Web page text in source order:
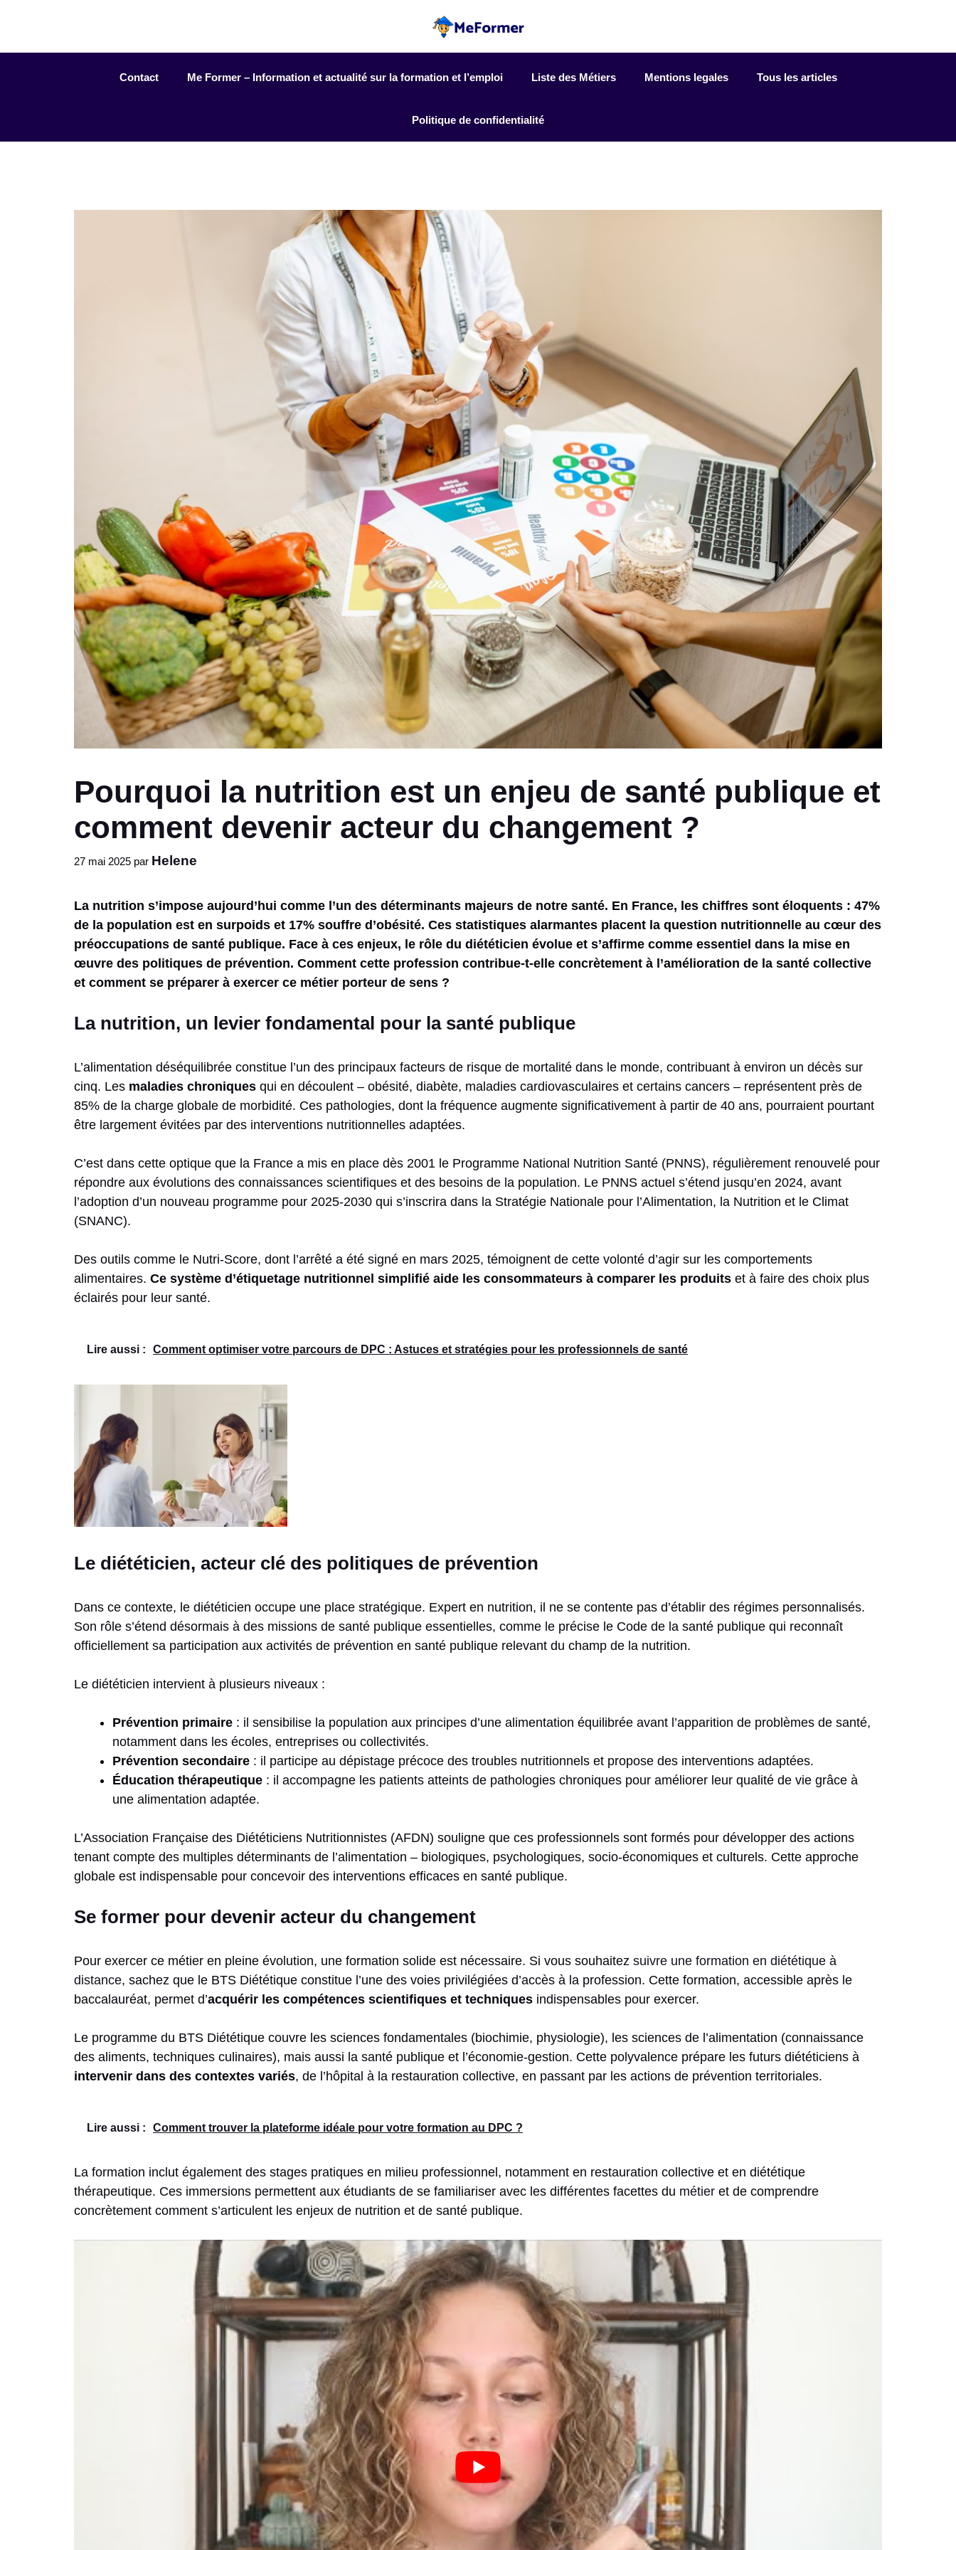
Contact Me Former – Information et actualité sur la formation et l’emploi Liste des Métiers Mentions legales Tous les articles
Politique de confidentialité
Pourquoi la nutrition est un enjeu de santé publique et
comment devenir acteur du changement ?
27 mai 2025 par Helene
La nutrition s’impose aujourd’hui comme l’un des déterminants majeurs de notre santé. En France, les chiffres sont éloquents : 47%
de la population est en surpoids et 17% souffre d’obésité. Ces statistiques alarmantes placent la question nutritionnelle au cœur des
préoccupations de santé publique. Face à ces enjeux, le rôle du diététicien évolue et s’affirme comme essentiel dans la mise en
œuvre des politiques de prévention. Comment cette profession contribue-t-elle concrètement à l’amélioration de la santé collective
et comment se préparer à exercer ce métier porteur de sens ?
La nutrition, un levier fondamental pour la santé publique
L’alimentation déséquilibrée constitue l’un des principaux facteurs de risque de mortalité dans le monde, contribuant à environ un décès sur
cinq. Les maladies chroniques qui en découlent – obésité, diabète, maladies cardiovasculaires et certains cancers – représentent près de
85% de la charge globale de morbidité. Ces pathologies, dont la fréquence augmente significativement à partir de 40 ans, pourraient pourtant
être largement évitées par des interventions nutritionnelles adaptées.
C’est dans cette optique que la France a mis en place dès 2001 le Programme National Nutrition Santé (PNNS), régulièrement renouvelé pour
répondre aux évolutions des connaissances scientifiques et des besoins de la population. Le PNNS actuel s’étend jusqu’en 2024, avant
l’adoption d’un nouveau programme pour 2025-2030 qui s’inscrira dans la Stratégie Nationale pour l’Alimentation, la Nutrition et le Climat
(SNANC).
Des outils comme le Nutri-Score, dont l’arrêté a été signé en mars 2025, témoignent de cette volonté d’agir sur les comportements
alimentaires. Ce système d’étiquetage nutritionnel simplifié aide les consommateurs à comparer les produits et à faire des choix plus
éclairés pour leur santé.
Lire aussi : Comment optimiser votre parcours de DPC : Astuces et stratégies pour les professionnels de santé
Le diététicien, acteur clé des politiques de prévention
Dans ce contexte, le diététicien occupe une place stratégique. Expert en nutrition, il ne se contente pas d’établir des régimes personnalisés.
Son rôle s’étend désormais à des missions de santé publique essentielles, comme le précise le Code de la santé publique qui reconnaît
officiellement sa participation aux activités de prévention en santé publique relevant du champ de la nutrition.
Le diététicien intervient à plusieurs niveaux :
Prévention primaire : il sensibilise la population aux principes d’une alimentation équilibrée avant l’apparition de problèmes de santé,
notamment dans les écoles, entreprises ou collectivités.
Prévention secondaire : il participe au dépistage précoce des troubles nutritionnels et propose des interventions adaptées.
Éducation thérapeutique : il accompagne les patients atteints de pathologies chroniques pour améliorer leur qualité de vie grâce à
une alimentation adaptée.
L’Association Française des Diététiciens Nutritionnistes (AFDN) souligne que ces professionnels sont formés pour développer des actions
tenant compte des multiples déterminants de l’alimentation – biologiques, psychologiques, socio-économiques et culturels. Cette approche
globale est indispensable pour concevoir des interventions efficaces en santé publique.
Se former pour devenir acteur du changement
Pour exercer ce métier en pleine évolution, une formation solide est nécessaire. Si vous souhaitez suivre une formation en diététique à
distance, sachez que le BTS Diététique constitue l’une des voies privilégiées d’accès à la profession. Cette formation, accessible après le
baccalauréat, permet d’acquérir les compétences scientifiques et techniques indispensables pour exercer.
Le programme du BTS Diététique couvre les sciences fondamentales (biochimie, physiologie), les sciences de l’alimentation (connaissance
des aliments, techniques culinaires), mais aussi la santé publique et l’économie-gestion. Cette polyvalence prépare les futurs diététiciens à
intervenir dans des contextes variés, de l’hôpital à la restauration collective, en passant par les actions de prévention territoriales.
Lire aussi : Comment trouver la plateforme idéale pour votre formation au DPC ?
La formation inclut également des stages pratiques en milieu professionnel, notamment en restauration collective et en diététique
thérapeutique. Ces immersions permettent aux étudiants de se familiariser avec les différentes facettes du métier et de comprendre
concrètement comment s’articulent les enjeux de nutrition et de santé publique.